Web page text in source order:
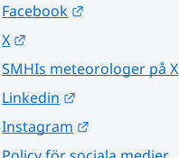
Facebook
X
SMHIs meteorologer på X
Linkedin
Instagram